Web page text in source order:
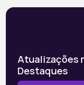
Atualizações
Destaques